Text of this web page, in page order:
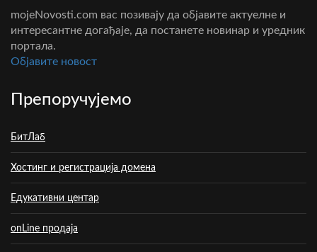
mojeNovosti.com вас позивају да објавите актуелне и
интересантне догађаје, да постанете новинар и уредник
портала.
Oбјавите новост
Препоручујемо
БитЛаб
Хостинг и регистрација домена
Едукативни центар
onLine продаја